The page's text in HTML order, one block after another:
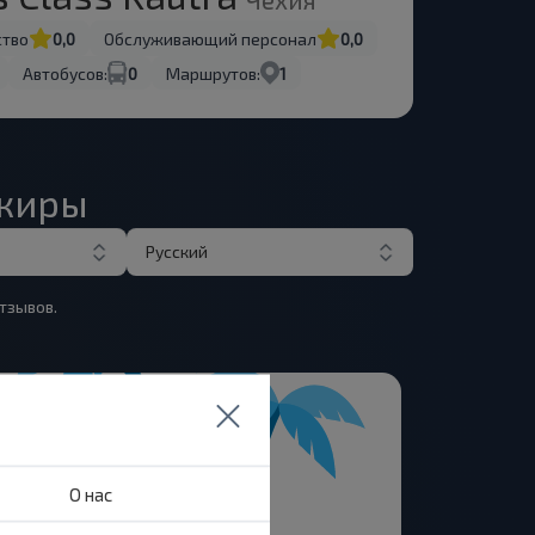
0,0 Обслуживающий персонал
0,0
Автобусов: 0 Маршрутов: 1
Русский
О нас